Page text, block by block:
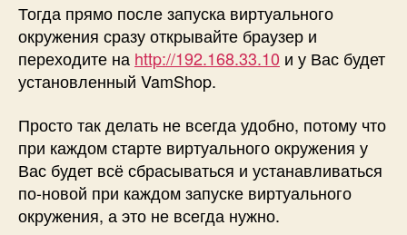
Тогда прямо после запуска виртуального
окружения сразу открывайте браузер и
переходите на http://192.168.33.10 и у Вас будет
установленный VamShop.
Просто так делать не всегда удобно, потому что
при каждом старте виртуального окружения у
Вас будет всё сбрасываться и устанавливаться
по-новой при каждом запуске виртуального
окружения, а это не всегда нужно.